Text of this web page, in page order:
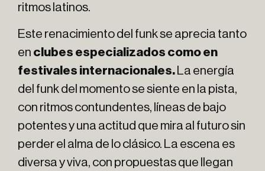
ritmos latinos.
Este renacimiento del funk se aprecia tanto
en clubes especializados como en
festivales internacionales. La energía
del funk del momento se siente en la pista,
con ritmos contundentes, líneas de bajo
potentes y una actitud que mira al futuro sin
perder el alma de lo clásico. La escena es
diversa y viva, con propuestas que llegan